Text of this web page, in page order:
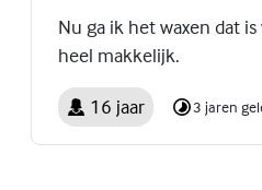
Nu ga ik het waxen dat
heel makkelijk.
16 jaar 3 jaren